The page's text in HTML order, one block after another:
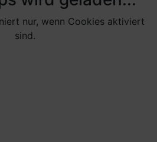
nur, wenn Cookies aktiviert
sind.